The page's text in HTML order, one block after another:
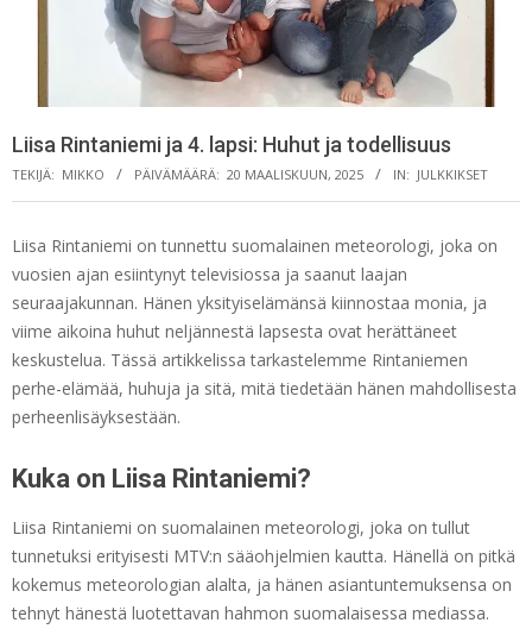
Liisa Rintaniemi ja 4. lapsi: Huhut ja todellisuus
TEKIJÄ: MIKKO PÄIVÄMÄÄRÄ: 20 MAALISKUUN, 2025 IN: JULKKIKSET
Liisa Rintaniemi on tunnettu suomalainen meteorologi, joka on
vuosien ajan esiintynyt televisiossa ja saanut laajan
seuraajakunnan. Hänen yksityiselämänsä kiinnostaa monia, ja
viime aikoina huhut neljännestä lapsesta ovat herättäneet
keskustelua. Tässä artikkelissa tarkastelemme Rintaniemen
perhe-elämää, huhuja ja sitä, mitä tiedetään hänen mahdollisesta
perheenlisäyksestään.
Kuka on Liisa Rintaniemi?
Liisa Rintaniemi on suomalainen meteorologi, joka on tullut
tunnetuksi erityisesti MTV:n sääohjelmien kautta. Hänellä on pitkä
kokemus meteorologian alalta, ja hänen asiantuntemuksensa on
tehnyt hänestä luotettavan hahmon suomalaisessa mediassa.